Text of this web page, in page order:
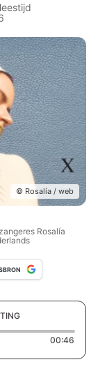
© Rosalía / web
Rosalía
00:46